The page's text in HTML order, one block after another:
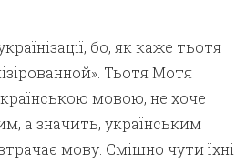
бо, як каже тьотя
Тьотя Мотя
мовою, не хоче
а значить, українським
мову. Смішно чути їхні